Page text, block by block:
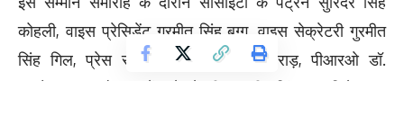
कोहली, वाइस प्रेसिडेंट गुरमीत सिंह बग्गू, वाइस सेक्रेटरी गुरमीत
सिंह गिल, प्रेस सेक्रेटरी इंदरजीत सिंह बराड़, पीआरओ डॉ.